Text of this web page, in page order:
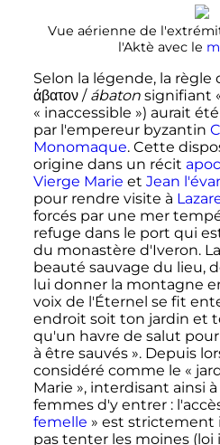
Vue aérienne de
l'Aktè avec le
Selon la légende, la règle
άβατον / ábatonsignifiant
« inaccessible ») aurait
par l'empereur byzantin
Monomaque. Cette
origine dans un récit
Vierge Marie et Jean
pour rendre visite à
forcés par une mer
refuge dans le port qui
du monastère d'Iveron.
beauté sauvage du lieu,
lui donner la montagne
voix de l'Éternel se fit
endroit soit ton jardin et
qu'un havre de salut
à être sauvés ». Depuis
considéré comme le «
Marie », interdisant ainsi
femmes d'y entrer :
femelle » est strictement
pas tenter les moines